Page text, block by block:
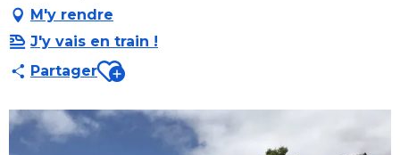
M'y rendre
J'y vais en train !
PartagerAjouter aux favoris